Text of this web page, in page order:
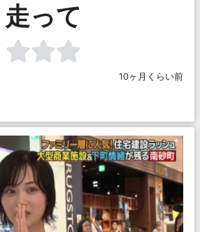
走って
10ヶ月くらい前